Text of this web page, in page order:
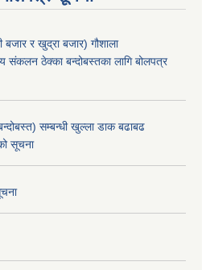
र खुद्रा बजार) गौशाला
संकलन ठेक्का बन्दोबस्तका लागि बोलपत्र
सम्बन्धी खुल्ला डाक बढाबढ
सूचना